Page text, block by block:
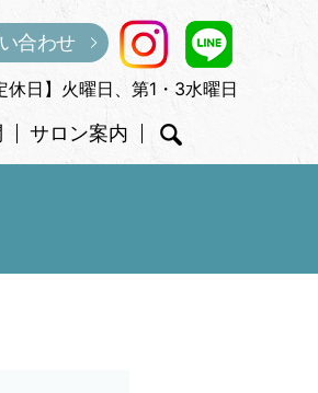
合わせ
日】火曜日、第1・3水曜日
サロン案内